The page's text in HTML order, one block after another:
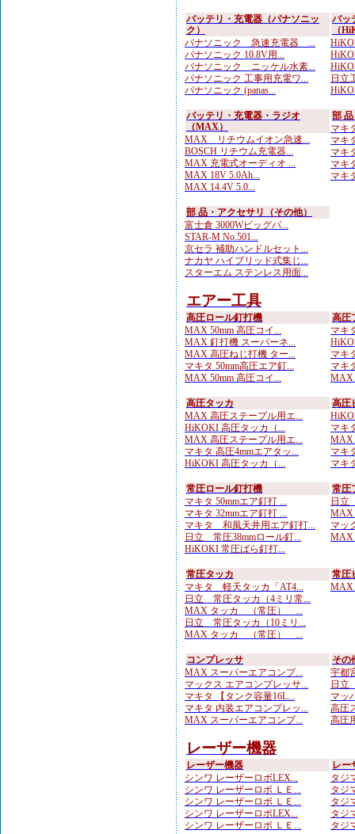
バッテリ・充電器（パナソニッ
ク）
パナソニック 急速充電器 ...
パナソニック 10.8V用...
パナソニック ニッケル水素...
パナソニック 工事用充電ワ...
パナソニック (panas...
バッ
（
日立
バッテリ・充電器・ラジオ
（MAX）
MAX リチウムイオン急速...
BOSCH リチウム充電器...
MAX 充電式オーディオ ...
MAX 18V 5.0Ah...
MAX 14.4V 5.0...
部
マキ
マキ
マキ
マキ
マキ
部 品・アクセサリ（その他）
富士倉 3000Wビッグパ...
STAR-M No.501...
京セラ 補助ハンドルセット...
ナカヤ ハイブリッド式集じ...
スターエム ステンレス用面...
エアー工具
高圧ロール釘打機
MAX 50mm 高圧コイ...
MAX 釘打機 スーパーネ...
MAX 高圧ねじ打機 ター...
マキタ 50mm高圧エア釘...
MAX 50mm 高圧コイ...
高圧
マキ
マキ
マキ
MAX
高圧タッカ
MAX 高圧ステープル用エ...
HiKOKI 高圧タッカ（...
MAX 高圧ステープル用エ...
マキタ 高圧4mmエアタッ...
HiKOKI 高圧タッカ（...
高圧
マキ
MAX
マキ
マキ
常圧ロール釘打機
マキタ 50mmエア釘打 ...
マキタ 32mmエア釘打 ...
マキタ 和風天井用エア釘打...
日立 常圧38mmロール釘...
HiKOKI 常圧ばら釘打...
常圧
日立
MAX
マッ
MAX
常圧タッカ
マキタ 軽天タッカ「AT4...
日立 常圧タッカ（4ミリ常...
MAX タッカ （常圧） ...
日立 常圧タッカ（10ミリ...
MAX タッカ （常圧） ...
常圧
MAX
コンプレッサ
MAX スーパーエアコンプ...
マックス エアコンプレッサ...
マキタ 【タンク容量16L...
マキタ 内装エアコンプレッ...
MAX スーパーエアコンプ...
その
宇都
日立
マッ
高圧
高圧
レーザー機器
レーザー機器
シンワ レーザーロボLEX...
シンワ レーザーロボ ＬＥ...
シンワ レーザーロボ ＬＥ...
シンワ レーザーロボLEX...
シンワ レーザーロボ ＬＥ...
レー
タジ
タジ
タジ
タジ
タジ